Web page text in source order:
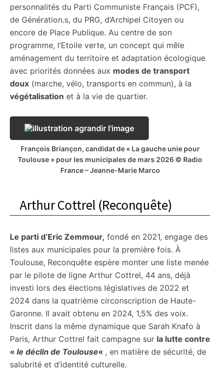
personnalités du Parti Communiste Français (PCF),
de Génération.s, du PRG, d’Archipel Citoyen ou
encore de Place Publique. Au centre de son
programme, l’Etoile verte, un concept qui mêle
aménagement du territoire et adaptation écologique
avec priorités données aux modes de transport
doux (marche, vélo, transports en commun), à la
végétalisation et à la vie de quartier.
François Briançon, candidat de « La gauche unie pour
Toulouse » pour les municipales de mars 2026 © Radio
France – Jeanne-Marie Marco
Arthur Cottrel (Reconquête)
Le parti d’Eric Zemmour, fondé en 2021, engage des
listes aux municipales pour la première fois. À
Toulouse, Reconquête espère monter une liste menée
par le pilote de ligne Arthur Cottrel, 44 ans, déjà
investi lors des élections législatives de 2022 et
2024 dans la quatrième circonscription de Haute-
Garonne. Il avait obtenu en 2024, 1,5% des voix.
Inscrit dans la même dynamique que Sarah Knafo à
Paris, Arthur Cottrel fait campagne sur la lutte contre
« le déclin de Toulouse« , en matière de sécurité, de
salubrité et d’identité culturelle.